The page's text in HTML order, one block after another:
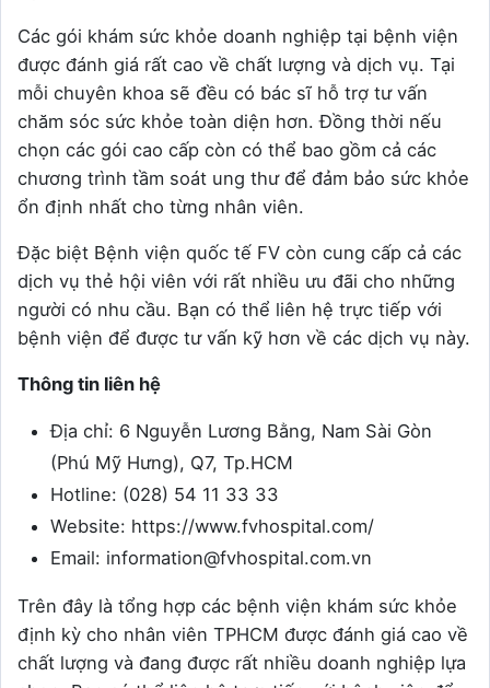
Các gói khám sức khỏe doanh nghiệp tại bệnh viện
được đánh giá rất cao về chất lượng và dịch vụ. Tại
mỗi chuyên khoa sẽ đều có bác sĩ hỗ trợ tư vấn
chăm sóc sức khỏe toàn diện hơn. Đồng thời nếu
chọn các gói cao cấp còn có thể bao gồm cả các
chương trình tầm soát ung thư để đảm bảo sức khỏe
ổn định nhất cho từng nhân viên.
Đặc biệt Bệnh viện quốc tế FV còn cung cấp cả các
dịch vụ thẻ hội viên với rất nhiều ưu đãi cho những
người có nhu cầu. Bạn có thể liên hệ trực tiếp với
bệnh viện để được tư vấn kỹ hơn về các dịch vụ này.
Thông tin liên hệ
Địa chỉ: 6 Nguyễn Lương Bằng, Nam Sài Gòn
(Phú Mỹ Hưng), Q7, Tp.HCM
Hotline: (028) 54 11 33 33
Website: https://www.fvhospital.com/
Email: information@fvhospital.com.vn
Trên đây là tổng hợp các bệnh viện khám sức khỏe
định kỳ cho nhân viên TPHCM được đánh giá cao về
chất lượng và đang được rất nhiều doanh nghiệp lựa